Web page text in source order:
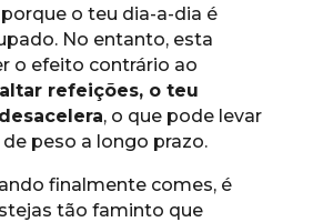
o teu dia-a-dia é
No entanto, esta
o efeito contrário ao
refeições, o teu
, o que pode levar
peso a longo prazo.
finalmente comes, é
tão faminto que